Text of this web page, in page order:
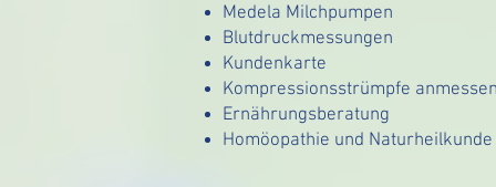
Medela Milchpumpen
Blutdruckmessungen
Kundenkarte
Kompressionsstrümpfe
Ernährungsberatung
Homöopathie und Naturheilkunde